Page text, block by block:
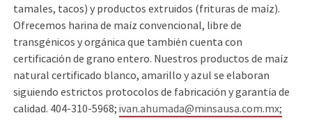
tamales, tacos) y productos extruidos (frituras de maíz).
Ofrecemos harina de maíz convencional, libre de
transgénicos y orgánica que también cuenta con
certificación de grano entero. Nuestros productos de maíz
natural certificado blanco, amarillo y azul se elaboran
siguiendo estrictos protocolos de fabricación y garantía de
calidad. 404-310-5968;ivan.ahumada@minsausa.com.mx;